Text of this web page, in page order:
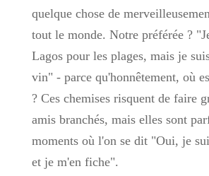
quelque chose de
tout le monde. Notre préférée ?
Lagos pour les plages, mais je
vin" - parce qu'honnêtement, où
? Ces chemises risquent de faire
amis branchés, mais elles sont
moments où l'on se dit "Oui, je
et je m'en fiche".